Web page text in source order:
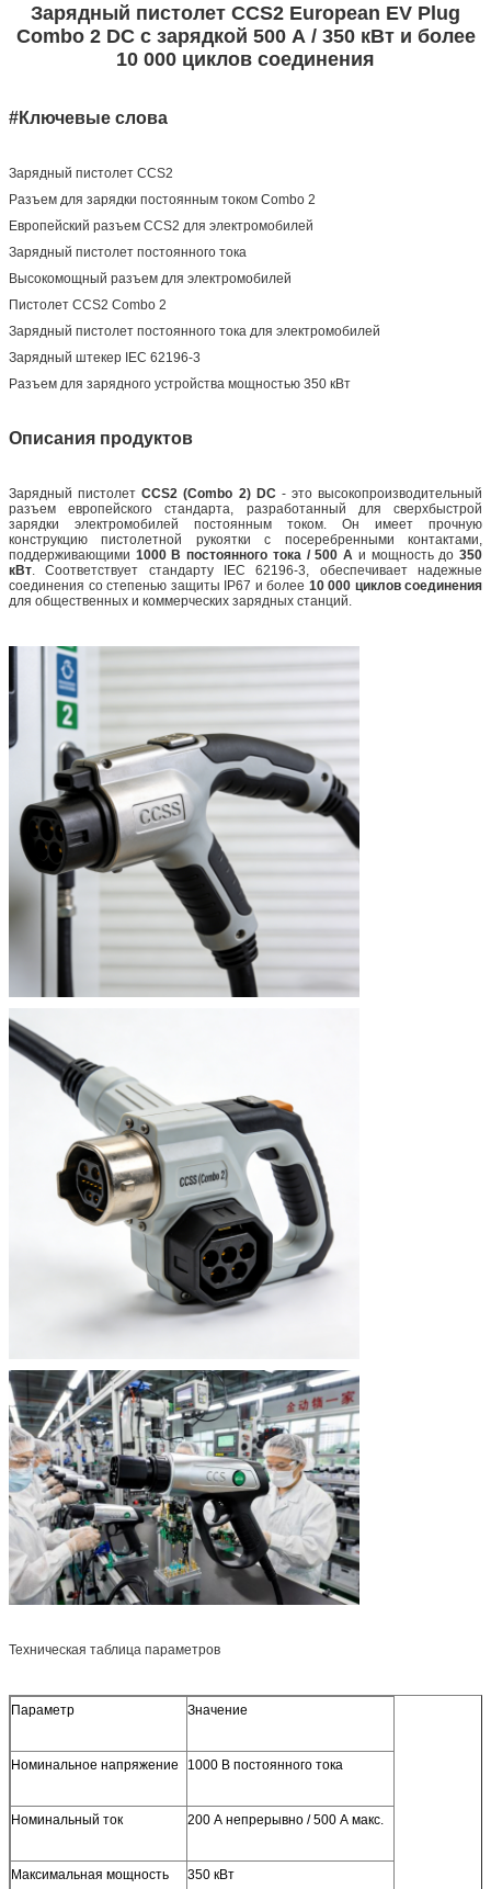
Зарядный пистолет CCS2 European EV Plug
Combo 2 DC с зарядкой 500 А / 350 кВт и более
10 000 циклов соединения
#Ключевые слова
Зарядный пистолет CCS2
Разъем для зарядки постоянным током Combo 2
Европейский разъем CCS2 для электромобилей
Зарядный пистолет постоянного тока
Высокомощный разъем для электромобилей
Пистолет CCS2 Combo 2
Зарядный пистолет постоянного тока для электромобилей
Зарядный штекер IEC 62196-3
Разъем для зарядного устройства мощностью 350 кВт
Описания продуктов
Зарядный пистолетCCS2 (Combo 2) DC- это высокопроизводительный
разъем европейского стандарта, разработанный для сверхбыстрой
зарядки электромобилей постоянным током. Он имеет прочную
конструкцию пистолетной рукоятки с посеребренными контактами,
поддерживающими 1000 В постоянного тока / 500 А и мощность до350
кВт. Соответствует стандарту IEC 62196-3, обеспечивает надежные
соединения со степенью защиты IP67 и более 10 000 циклов соединения
для общественных и коммерческих зарядных станций.
Техническая таблица параметров
Параметр Значение
Номинальное напряжение 1000 В постоянного тока
Номинальный ток 200 А непрерывно / 500 А макс.
Максимальная мощность 350 кВт